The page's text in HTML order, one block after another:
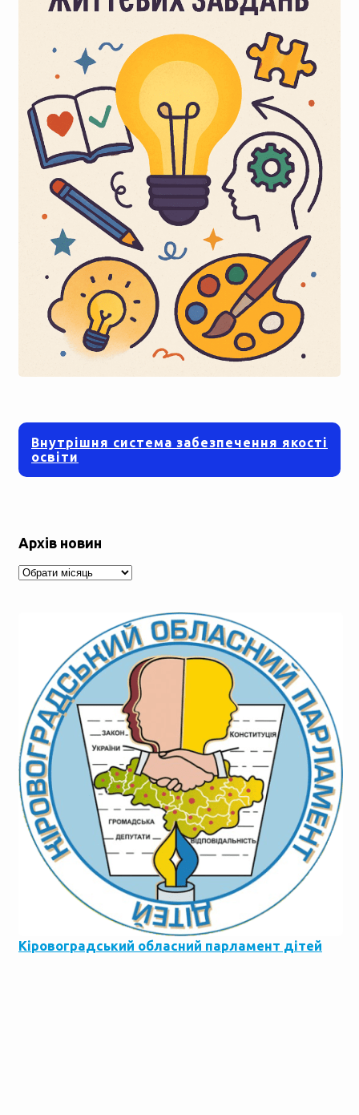
Внутрішня система забезпечення якості
освіти
Архів новин
Архів
новин
Кіровоградський обласний парламент дітей